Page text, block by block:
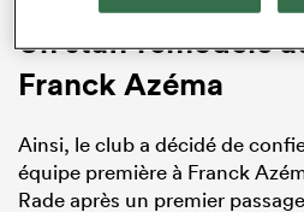
Un staff remodelé
Franck Azéma
Ainsi, le club a décidé de
équipe première à Franck
Rade après un premier